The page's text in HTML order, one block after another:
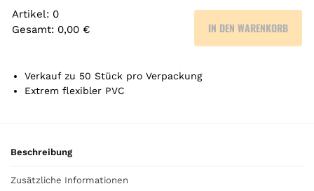
Artikel: 0
Gesamt: 0,00 €
r
t
l
Y
IN DEN WARENKORB
Verkauf zu 50 Stück pro Verpackung
Extrem flexibler PVC
Beschreibung
Zusätzliche Informationen